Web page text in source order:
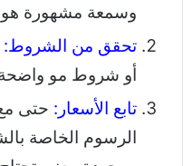
وسمعة مشهورة هو
تحقق من الشروط:
أو شروط مو
تابع الأسعار: حتى
الرسوم الخاصة